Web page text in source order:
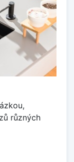
různých